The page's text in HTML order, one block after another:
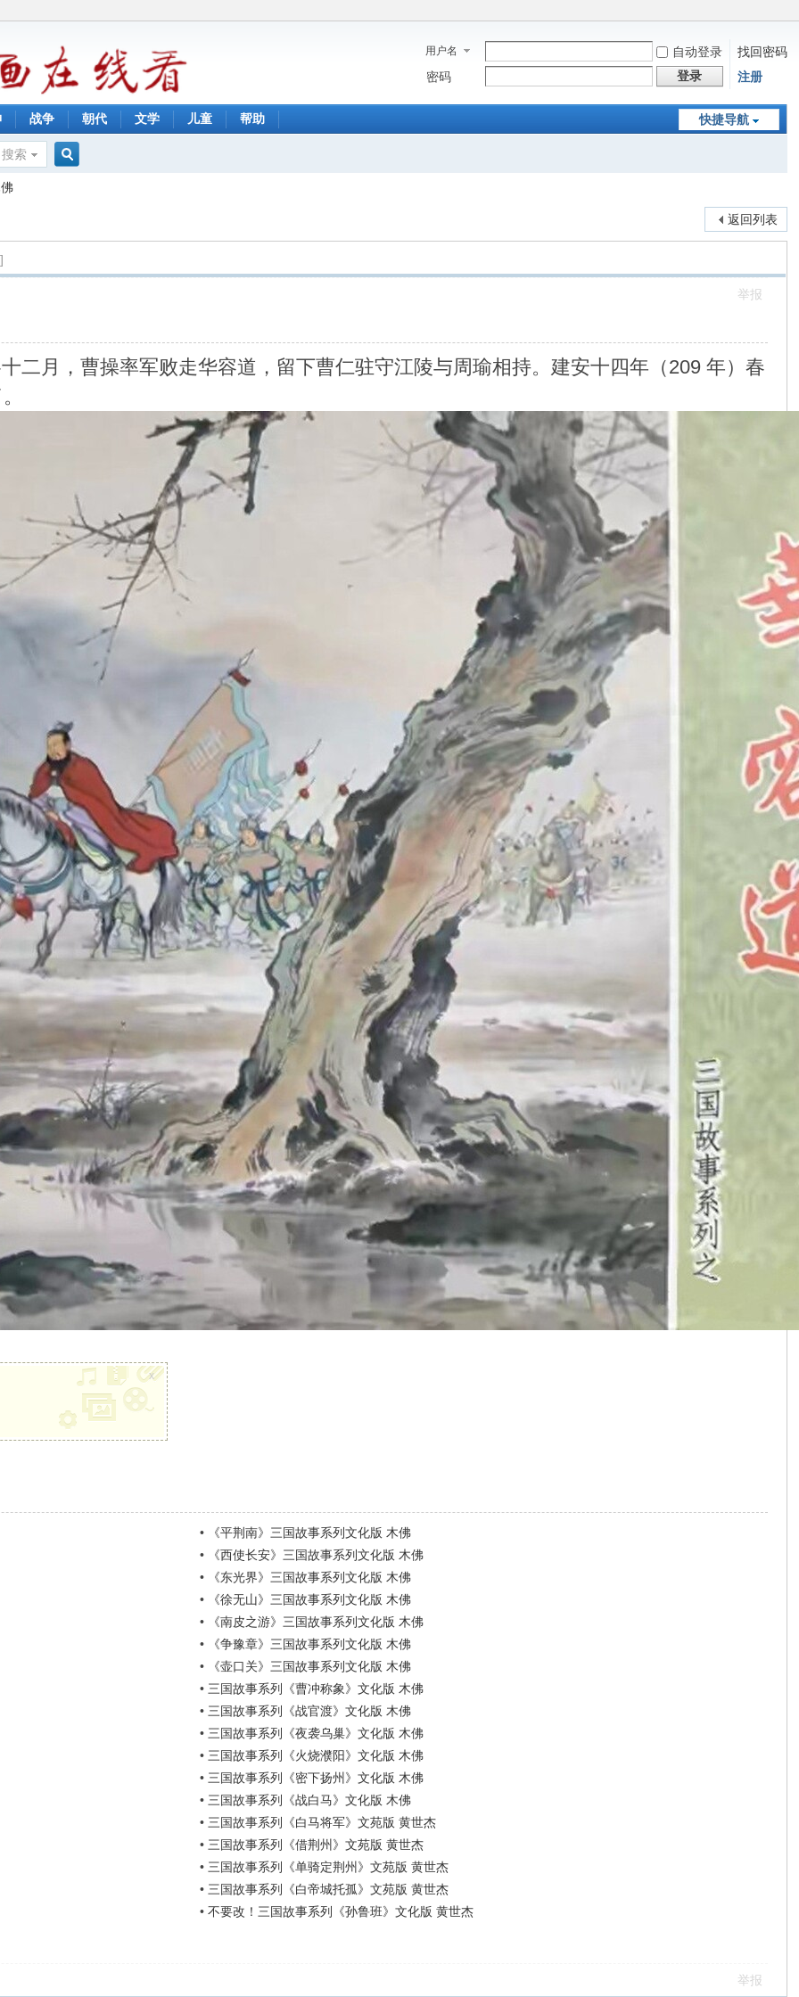
用户名 自动登录
找回密码
密码
登录 注册
快捷导航
战争 朝代 文学 儿童 帮助
搜索
返回列表
举报
二月，曹操率军败走华容道，留下曹仁驻守江陵与周瑜相持。建安十四年（209 年）春
x
•
《平荆南》三国故事系列文化版 木佛
•
《西使长安》三国故事系列文化版 木佛
•
《东光界》三国故事系列文化版 木佛
•
《徐无山》三国故事系列文化版 木佛
•
《南皮之游》三国故事系列文化版 木佛
•
《争豫章》三国故事系列文化版 木佛
•
《壶口关》三国故事系列文化版 木佛
• 三国故事系列《曹冲称象》文化版 木佛
• 三国故事系列《战官渡》文化版 木佛
• 三国故事系列《夜袭乌巢》文化版 木佛
• 三国故事系列《火烧濮阳》文化版 木佛
• 三国故事系列《密下扬州》文化版 木佛
• 三国故事系列《战白马》文化版 木佛
• 三国故事系列《白马将军》文苑版 黄世杰
• 三国故事系列《借荆州》文苑版 黄世杰
• 三国故事系列《单骑定荆州》文苑版 黄世杰
• 三国故事系列《白帝城托孤》文苑版 黄世杰
• 不要改！三国故事系列《孙鲁班》文化版 黄世杰
举报